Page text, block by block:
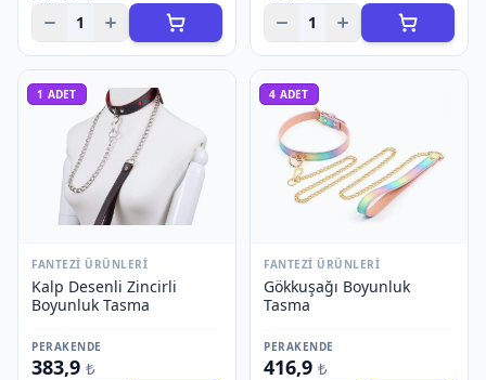
1 1
1 ADET
FANTEZI ÜRÜNLERI
Kalp Desenli Zincirli
Boyunluk Tasma
PERAKENDE
383,9 ₺
4 ADET
FANTEZI ÜRÜNLERI
Gökkuşağı Boyunluk
Tasma
PERAKENDE
416,9 ₺